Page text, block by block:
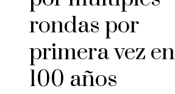
rondas por
primera vez en
100 años